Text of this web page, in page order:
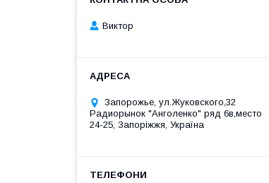
Виктор
Запорожье, ул.Жуковского,32
Радиорынок "Анголенко" ряд 6в,место
24-25, Запоріжжя, Україна